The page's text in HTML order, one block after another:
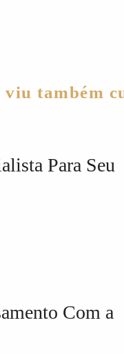
viu também
Para Seu
Com a